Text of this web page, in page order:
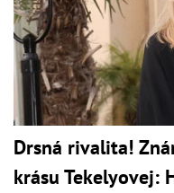
Drsná rivalita!
krásu Tekelyovej: